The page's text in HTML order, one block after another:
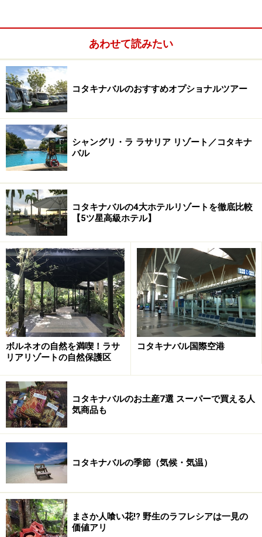
お酒の買い出しをするなら
スーパーのお酒売り場。食品売り場とは別の場所にあること
が多いです
ホテルでももちろんお酒が売られていますが、ホテルの
ビールはとにかく高い！ 一缶20リンギット（約600円）
ーでビール、アングリア・シャンディ（ビールをレモネ
ードで割ったカクテル飲料）、ウイスキーなどが売られ
ていますので、外で買って来たほうが安上がりです。
スーパーの場合、お酒売り場は食品売り場とは離れた一
画にあることが多いのでビールやお酒の売り場が見当た
らない場合は店員さんに聞いてみるといいでしょう。
マレーシアは酒税が高いため、コンビニやスーパーで売
られているビールでも一缶7～9リンギット程度（約240
円）とこちらの物価からすると高めです。ただこれは正
規品の場合。コタキナバルでは近くの免税の島、ラブア
ン島から運ばれてくる安いビールが広く流通しているた
め、実際はもっと安くビールが飲めることも。
ールのみのお持ち帰りも可能です。3缶単位などのセッ
ト買いの方が安くなります。
>> コタキナバルで食事しながらお酒が飲める場所は？
※記事内容は執筆時点のものです。最新の内容をご確認くださ
あわせて読みたい
コタキナバルのおすすめオプショナルツアー
シャングリ・ラ ラサリア リゾート／コタキナ
バル
コタキナバルの4大ホテルリゾートを徹底比較
【5ツ星高級ホテル】
ボルネオの自然を満喫！ラサ
リアリゾートの自然保護区
コタキナバル国際空港
コタキナバルのお土産7選 スーパーで買える人
気商品も
コタキナバルの季節（気候・気温）
まさか人喰い花!? 野生のラフレシアは一見の
価値アリ